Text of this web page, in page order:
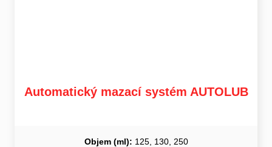
Automatický mazací systém AUTOLUB
Objem (ml): 125, 130, 250